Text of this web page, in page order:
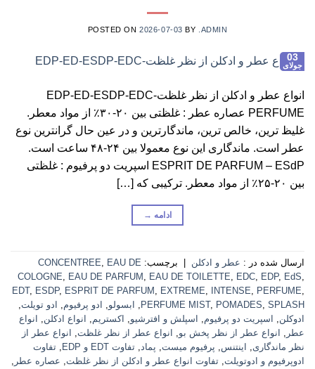
POSTED ON2026-07-03 BY .ADMIN
03
جولای
انواع عطر و ادکلن از نظر غلظت-EDP-ED-ESDP-EDC
PERFUME عصاره عطر : غلظتی بین ۲۰-۳۰٪ از مواد معطر.
غلیظ ترین، خالص ترین، ماندگارترین و در عین حال گرانترین نوع
عطر است. ماندگاری این نوع معمولا بین ۲۴-۴۸ ساعت است.
ESPRIT DE PARFUM – ESdP اسپریت دو پرفیوم : غلظتی
بین ۲۰-۲۵٪ از مواد معطر. ترکیبی که […]
ادامه →
ارسال شده در : عطر و ادکلن برچسب: CONCENTREE, EAU DE
COLOGNE, EAU DE PARFUM , EAU DE TOILETTE, EDC, EDP, EdS,
EDT, ESDP, ESPRIT DE PARFUM , EXTREME, INTENSE, PERFUME,
PERFUME MIST, POMADES, SPLASH
, ابسولو, ادو پرفیوم, ادو تویلت,
ادوکلن, اسپریت دو پرفیوم, اسپلش و افترشیو, اکستریم, انواع ادکلن,
انواع
عطر , انواع عطر از نظر پخش بو, انواع عطر از نظر غلظت,
انواع عطر از
نظر ماندگاری, اینتنس, پرفیوم میست, پماد, تفاوت EDT و EDP , تفاوت
ادوپرفیوم و ادوتویلت, تفاوت انواع عطر و ادکلن از نظر غلظت, عصاره عطر ,